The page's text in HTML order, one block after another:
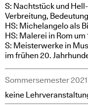
S: Nachtstück und
Verbreitung, Bedeutung
HS: Michelangelo als
HS: Malerei in Rom um
S: Meisterwerke in
im frühen 20.
Sommersemester 2021
keine